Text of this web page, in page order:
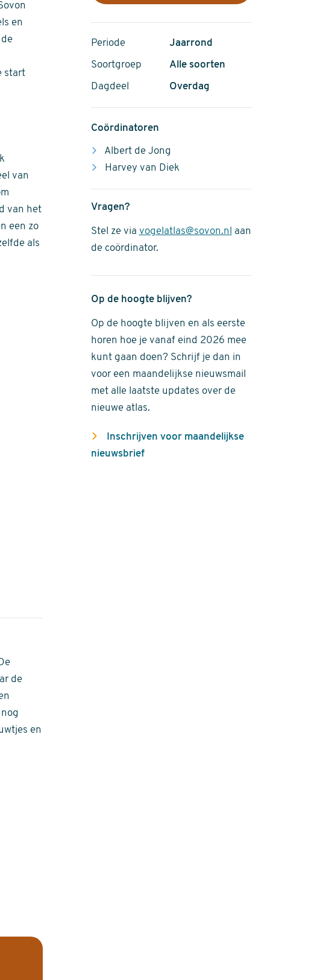
en
start
van
van het
een zo
als
de
en
Periode Jaarrond
Soortgroep Alle soorten
Dagdeel Overdag
Coördinatoren
Albert de Jong
Harvey van Diek
Vragen?
Stel ze via vogelatlas@sovon.nl
aan
de coördinator.
Op de hoogte blijven?
Op de hoogte blijven en als eerste
horen hoe je vanaf eind 2026 mee
kunt gaan doen? Schrijf je dan in
voor een maandelijkse nieuwsmail
met alle laatste updates over de
nieuwe atlas.
Inschrijven voor maandelijkse
nieuwsbrief